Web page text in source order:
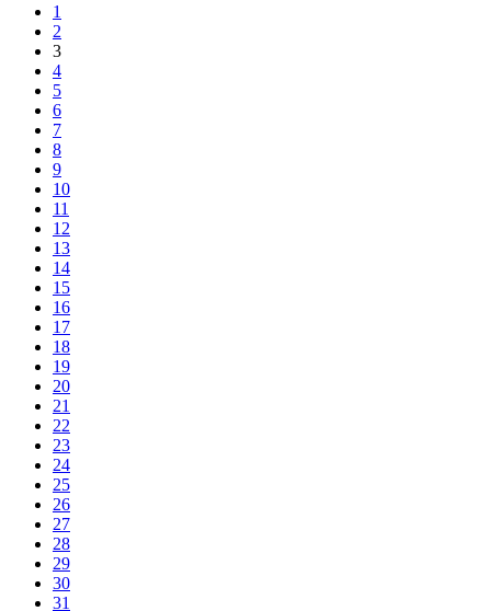
1
2
3
4
5
6
7
8
9
10
11
12
13
14
15
16
17
18
19
20
21
22
23
24
25
26
27
28
29
30
31